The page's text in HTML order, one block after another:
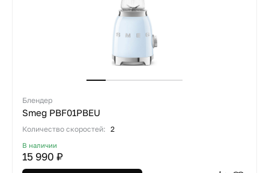
Блендер
Smeg PBF01PBEU
Количество скоростей: 2
В наличии
15 990 ₽